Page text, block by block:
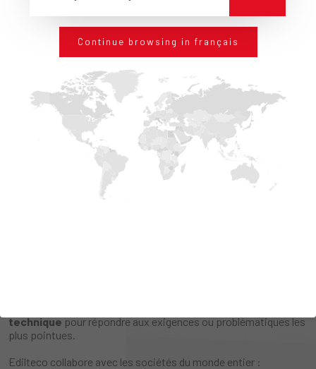
HISTOIRE
Edilteco signifie produits de
construction à l’avant-garde.
Edilteco est un point de référence
en Italie et dans tout le
techniquepour répondre aux exigences ou problématiques les
plus pointues.
Edilteco collabore avec les sociétés du monde entier :
Continue browsing in français